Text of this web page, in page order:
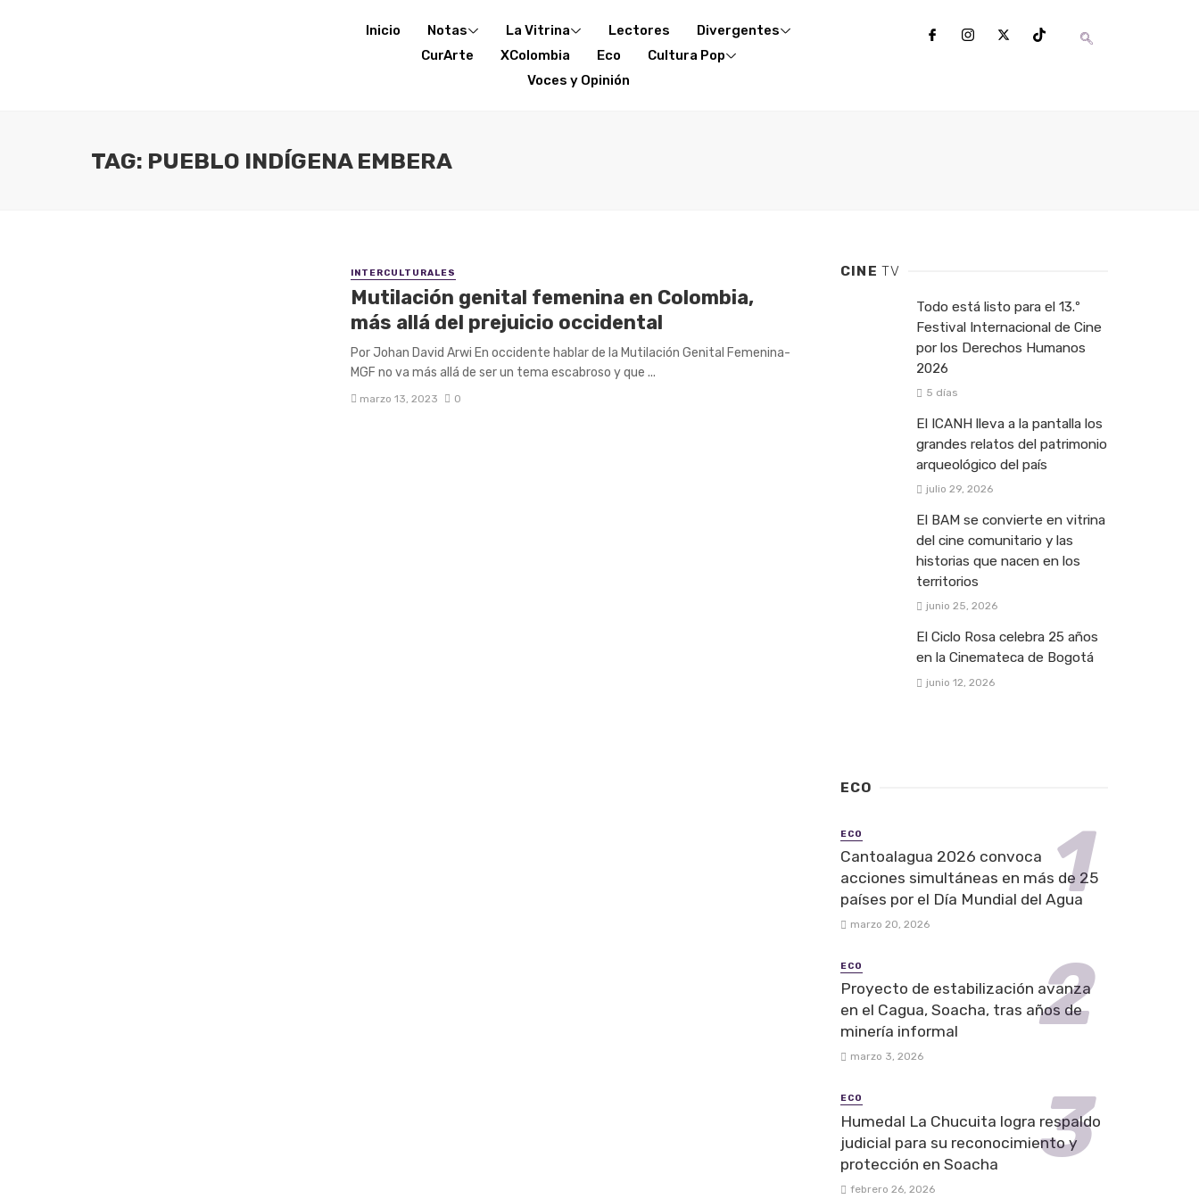
Inicio Notas La Vitrina Lectores
Divergentes
CurArte
XColombia Eco
Cultura Pop
Voces y Opinión
TAG: PUEBLO INDÍGENA EMBERA
INTERCULTURALES
Mutilación genital femenina en Colombia,
más allá del prejuicio occidental
Por Johan David Arwi En occidente hablar de la Mutilación Genital Femenina-
MGF no va más allá de ser un tema escabroso y que ...
marzo 13, 2023 0
CINETV
Todo está listo para el 13.º
Festival Internacional de Cine
por los Derechos Humanos
2026
5 días
El ICANH lleva a la pantalla los
grandes relatos del patrimonio
arqueológico del país
julio 29, 2026
El BAM se convierte en vitrina
del cine comunitario y las
historias que nacen en los
territorios
junio 25, 2026
El Ciclo Rosa celebra 25 años
en la Cinemateca de Bogotá
junio 12, 2026
ECO
ECO
Cantoalagua 2026 convoca
acciones simultáneas en más de 25
países por el Día Mundial del Agua
marzo 20, 2026
ECO
Proyecto de estabilización avanza
en el Cagua, Soacha, tras años de
minería informal
marzo 3, 2026
ECO
Humedal La Chucuita logra respaldo
judicial para su reconocimiento y
protección en Soacha
febrero 26, 2026